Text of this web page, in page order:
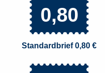
0,80
Standardbrief 0,80 €